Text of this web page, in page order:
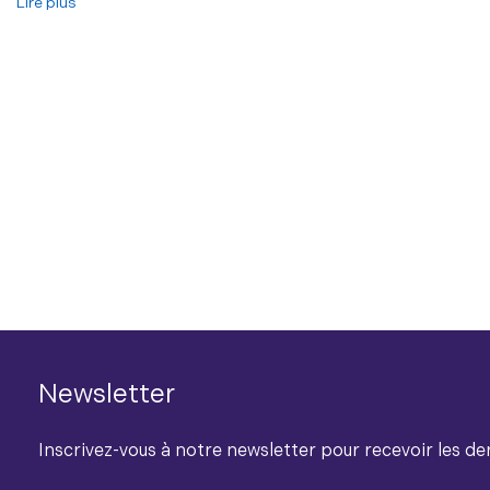
Newsletter
Inscrivez-vous à notre newsletter pour recevoir les